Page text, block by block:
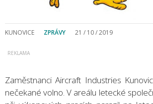
KUNOVICE ZPRÁVY 21 / 10 / 2019
Zaměstnanci Aircraft Industries
nečekané volno. V areálu letecké